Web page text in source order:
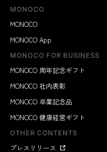
MONOCO
MONOCO
MONOCO App
MONOCO FOR BUSINESS
MONOCO 周年記念ギフト
MONOCO 社内表彰
MONOCO 卒業記念品
MONOCO 健康経営ギフト
OTHER CONTENTS
プレスリリース